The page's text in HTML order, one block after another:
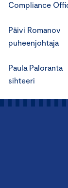
Compliance
Päivi Romanov
puheenjohtaja
Paula Paloranta
sihteeri